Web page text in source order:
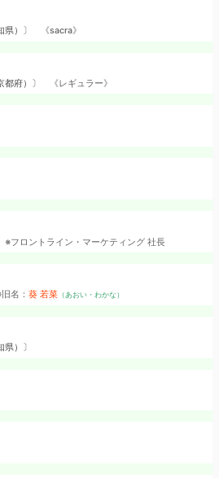
県）〕
《sacra》
都府）〕
《レギュラー》
※フロントライン・マーケティング 社長
名： 葵 若菜（あおい・わかな）
）〕